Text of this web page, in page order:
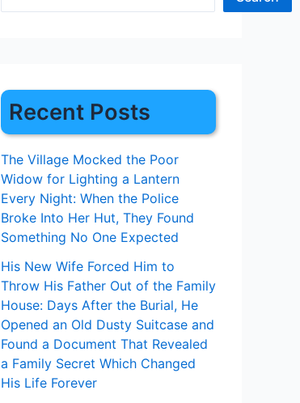
Recent Posts
The Village Mocked the Poor
Widow for Lighting a Lantern
Every Night: When the Police
Broke Into Her Hut, They Found
Something No One Expected
His New Wife Forced Him to
Throw His Father Out of the Family
House: Days After the Burial, He
Opened an Old Dusty Suitcase and
Found a Document That Revealed
a Family Secret Which Changed
His Life Forever